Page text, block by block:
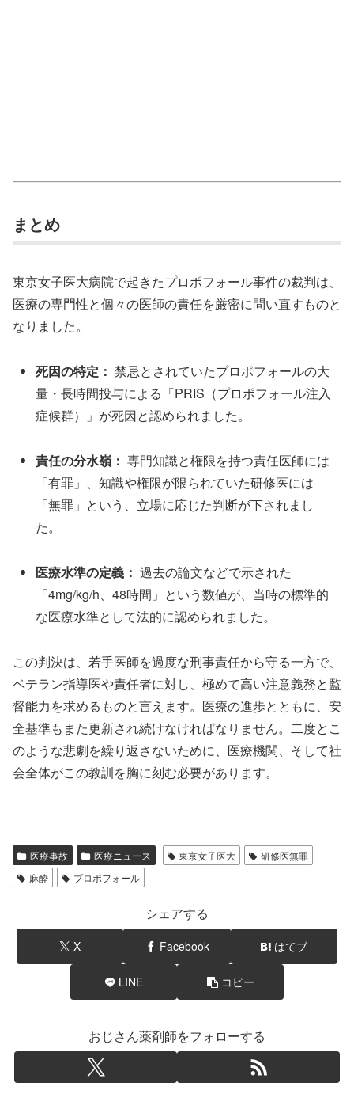
まとめ
東京女子医大病院で起きたプロポフォール事件の裁判は、
医療の専門性と個々の医師の責任を厳密に問い直すものと
なりました。
死因の特定： 禁忌とされていたプロポフォールの大
量・長時間投与による「PRIS（プロポフォール注入
症候群）」が死因と認められました。
責任の分水嶺： 専門知識と権限を持つ責任医師には
「有罪」、知識や権限が限られていた研修医には
「無罪」という、立場に応じた判断が下されまし
た。
医療水準の定義： 過去の論文などで示された
「4mg/kg/h、48時間」という数値が、当時の標準的
な医療水準として法的に認められました。
この判決は、若手医師を過度な刑事責任から守る一方で、
ベテラン指導医や責任者に対し、極めて高い注意義務と監
督能力を求めるものと言えます。医療の進歩とともに、安
全基準もまた更新され続けなければなりません。二度とこ
のような悲劇を繰り返さないために、医療機関、そして社
会全体がこの教訓を胸に刻む必要があります。
医療事故 医療ニュース 東京女子医大
研修医無罪
麻酔
プロポフォール
シェアする
X Facebook はてブ
LINE コピー
おじさん薬剤師をフォローする